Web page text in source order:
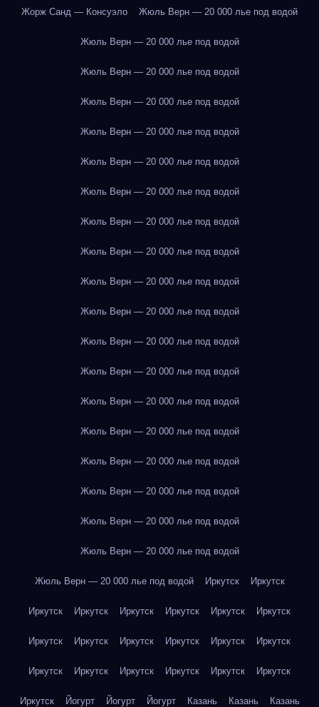
Жорж Санд — Консуэло Жюль Верн — 20 000 лье под водой
Жюль Верн — 20 000 лье под водой
Жюль Верн — 20 000 лье под водой
Жюль Верн — 20 000 лье под водой
Жюль Верн — 20 000 лье под водой
Жюль Верн — 20 000 лье под водой
Жюль Верн — 20 000 лье под водой
Жюль Верн — 20 000 лье под водой
Жюль Верн — 20 000 лье под водой
Жюль Верн — 20 000 лье под водой
Жюль Верн — 20 000 лье под водой
Жюль Верн — 20 000 лье под водой
Жюль Верн — 20 000 лье под водой
Жюль Верн — 20 000 лье под водой
Жюль Верн — 20 000 лье под водой
Жюль Верн — 20 000 лье под водой
Жюль Верн — 20 000 лье под водой
Жюль Верн — 20 000 лье под водой
Жюль Верн — 20 000 лье под водой
Жюль Верн — 20 000 лье под водой Иркутск Иркутск
Иркутск Иркутск Иркутск Иркутск Иркутск Иркутск
Иркутск Иркутск Иркутск Иркутск Иркутск Иркутск
Иркутск Иркутск Иркутск Иркутск Иркутск Иркутск
Иркутск Йогурт Йогурт Йогурт Казань Казань Казань